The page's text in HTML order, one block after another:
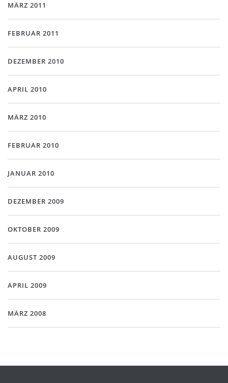
MÄRZ 2011
FEBRUAR 2011
DEZEMBER 2010
APRIL 2010
MÄRZ 2010
FEBRUAR 2010
JANUAR 2010
DEZEMBER 2009
OKTOBER 2009
AUGUST 2009
APRIL 2009
MÄRZ 2008